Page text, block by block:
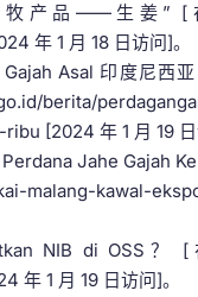
牧产品——生姜” [
年 1 月 18 日访问]。
Asal 印度尼西
berita/
[2024 年 1 月 19
Jahe Gajah
malang-kawal-
NIB di OSS？
1 月 19 日访问]。